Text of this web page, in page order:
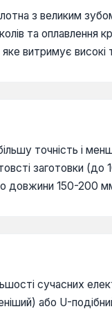
з великим
та оплавлення
витримує високі
точність і
заготовки
довжини 150-200
сучасних
або U-